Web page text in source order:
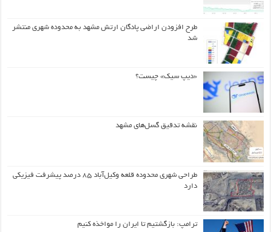
طرح افزودن اراضی پادگان ارتش مشهد به محدوده شهری منتشر
شد
«دیپ سیک» چیست؟
نقشه تدقیق گسل‌های مشهد
طراحی شهری محدوده قلعه وکیل‌آباد ۸۵ درصد پیشرفت فیزیکی
دارد
ترامپ: بازگشتیم تا ایران را مواخذه کنیم